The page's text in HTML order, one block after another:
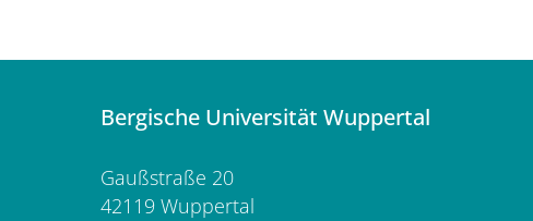
Bergische Universität Wuppertal
Gaußstraße 20
42119 Wuppertal